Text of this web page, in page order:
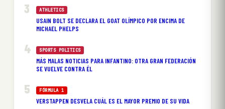
ATHLETICS
USAIN BOLT SE DECLARA EL GOAT OLÍMPICO POR ENCIMA DE
MICHAEL PHELPS
SPORTS POLITICS
MÁS MALAS NOTICIAS PARA INFANTINO: OTRA GRAN FEDERACIÓN
SE VUELVE CONTRA ÉL
FÓRMULA 1
VERSTAPPEN DESVELA CUÁL ES EL MAYOR PREMIO DE SU VIDA